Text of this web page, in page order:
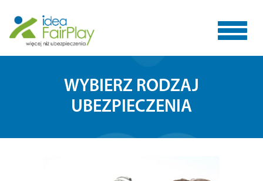
Toggle
WYBIERZ RODZAJ
UBEZPIECZENIA